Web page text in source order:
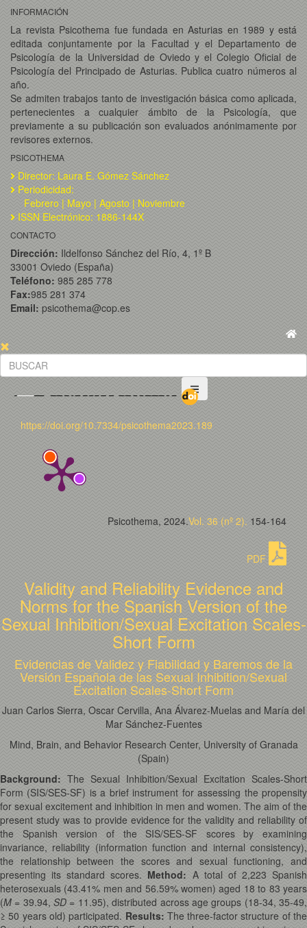
INFORMACIÓN
La revista Psicothema fue fundada en Asturias en 1989 y está
editada conjuntamente por la Facultad y el Departamento de
Psicología de la Universidad de Oviedo y el Colegio Oficial de
Psicología del Principado de Asturias. Publica cuatro números al
año.
Se admiten trabajos tanto de investigación básica como aplicada,
pertenecientes a cualquier ámbito de la Psicología, que
previamente a su publicación son evaluados anónimamente por
revisores externos.
PSICOTHEMA
Director: Laura E. Gómez Sánchez
Periodicidad:
Febrero | Mayo | Agosto | Noviembre
ISSN Electrónico: 1886-144X
CONTACTO
Dirección: Ildelfonso Sánchez del Río, 4, 1º B
33001 Oviedo (España)
Teléfono: 985 285 778
Fax:985 281 374
Email: psicothema@cop.es
https://doi.org/10.7334/psicothema2023.189
Psicothema, 2024.Vol. 36 (nº 2). 154-164
PDF
Validity and Reliability Evidence and
Norms for the Spanish Version of the
Sexual Inhibition/Sexual Excitation Scales-
Short Form
Evidencias de Validez y Fiabilidad y Baremos de la
Versión Española de las Sexual Inhibition/Sexual
Excitation Scales-Short Form
Juan Carlos Sierra, Oscar Cervilla, Ana Álvarez-Muelas and María del
Mar Sánchez-Fuentes
Mind, Brain, and Behavior Research Center, University of Granada
(Spain)
Background: The Sexual Inhibition/Sexual Excitation Scales-Short
Form (SIS/SES-SF) is a brief instrument for assessing the propensity
for sexual excitement and inhibition in men and women. The aim of the
present study was to provide evidence for the validity and reliability of
the Spanish version of the SIS/SES-SF scores by examining
invariance, reliability (information function and internal consistency),
the relationship between the scores and sexual functioning, and
presenting its standard scores.Method: A total of 2,223 Spanish
heterosexuals (43.41% men and 56.59% women) aged 18 to 83 years
(M = 39.94,SD = 11.95), distributed across age groups (18-34, 35-49,
≥ 50 years old) participated. Results: The three-factor structure of the